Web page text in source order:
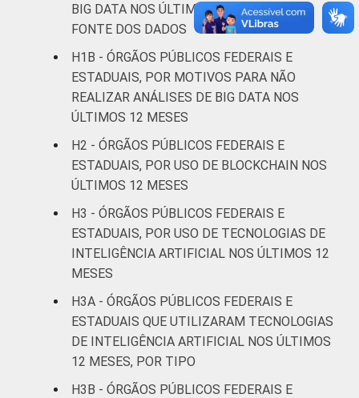
BIG DATA NOS ÚLTIMOS 12 MESES, POR
FONTE DOS DADOS
H1B - ÓRGÃOS PÚBLICOS FEDERAIS E
ESTADUAIS, POR MOTIVOS PARA NÃO
REALIZAR ANÁLISES DE BIG DATA NOS
ÚLTIMOS 12 MESES
H2 - ÓRGÃOS PÚBLICOS FEDERAIS E
ESTADUAIS, POR USO DE BLOCKCHAIN NOS
ÚLTIMOS 12 MESES
H3 - ÓRGÃOS PÚBLICOS FEDERAIS E
ESTADUAIS, POR USO DE TECNOLOGIAS DE
INTELIGÊNCIA ARTIFICIAL NOS ÚLTIMOS 12
MESES
H3A - ÓRGÃOS PÚBLICOS FEDERAIS E
ESTADUAIS QUE UTILIZARAM TECNOLOGIAS
DE INTELIGÊNCIA ARTIFICIAL NOS ÚLTIMOS
12 MESES, POR TIPO
H3B - ÓRGÃOS PÚBLICOS FEDERAIS E